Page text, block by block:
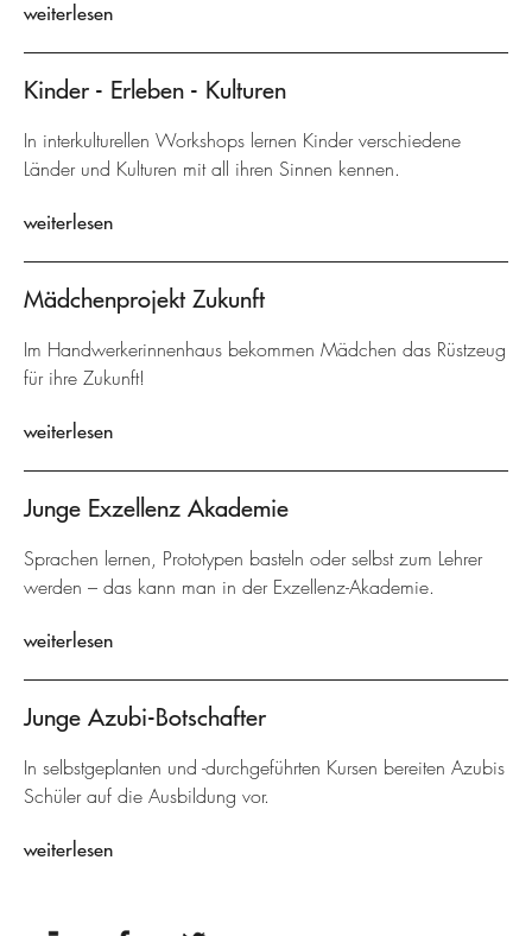
weiterlesen
Kinder - Erleben - Kulturen
In interkulturellen Workshops lernen Kinder verschiedene
Länder und Kulturen mit all ihren Sinnen kennen.
weiterlesen
Mädchenprojekt Zukunft
Im Handwerkerinnenhaus bekommen Mädchen das Rüstzeug
für ihre Zukunft!
weiterlesen
Junge Exzellenz Akademie
Sprachen lernen, Prototypen basteln oder selbst zum Lehrer
werden – das kann man in der Exzellenz-Akademie.
weiterlesen
Junge Azubi-Botschafter
In selbstgeplanten und -durchgeführten Kursen bereiten Azubis
Schüler auf die Ausbildung vor.
weiterlesen